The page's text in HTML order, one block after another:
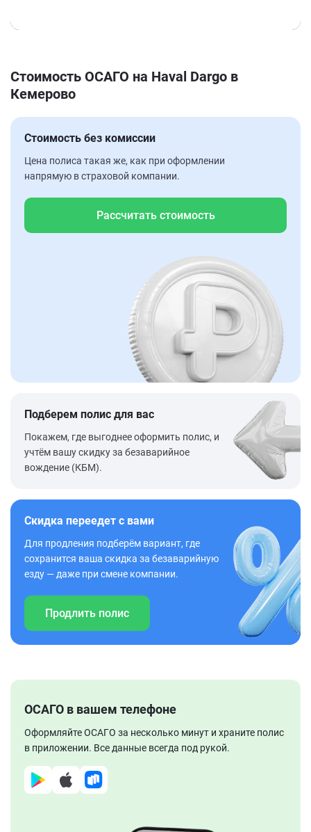
Стоимость ОСАГО на Haval Dargo в
Кемерово
Стоимость без комиссии
Цена полиса такая же, как при оформлении
напрямую в страховой компании.
Рассчитать стоимость
Подберем полис для вас
Покажем, где выгоднее оформить полис, и
учтём вашу скидку за безаварийное
вождение (КБМ).
Скидка переедет с вами
Для продления подберём вариант, где
сохранится ваша скидка за безаварийную
езду — даже при смене компании.
Продлить полис
ОСАГО в вашем телефоне
Оформляйте ОСАГО за несколько минут и храните полис
в приложении. Все данные всегда под рукой.